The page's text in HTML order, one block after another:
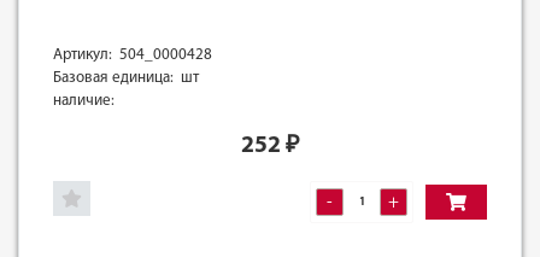
Артикул: 504_0000428
Базовая единица: шт
наличие:
252 ₽
- +